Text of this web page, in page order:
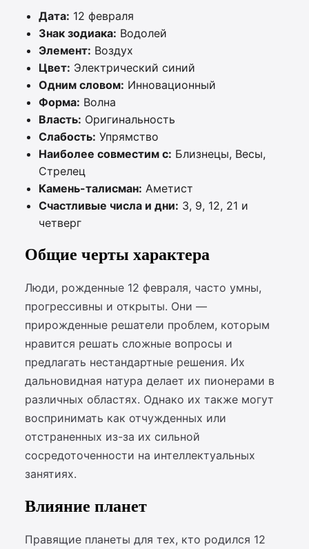
Дата: 12 февраля
Знак зодиака: Водолей
Элемент: Воздух
Цвет: Электрический синий
Одним словом: Инновационный
Форма: Волна
Власть: Оригинальность
Слабость: Упрямство
Наиболее совместим с: Близнецы, Весы,
Стрелец
Камень-талисман: Аметист
Счастливые числа и дни: 3, 9, 12, 21 и
четверг
Общие черты характера
Люди, рожденные 12 февраля, часто умны,
прогрессивны и открыты. Они —
прирожденные решатели проблем, которым
нравится решать сложные вопросы и
предлагать нестандартные решения. Их
дальновидная натура делает их пионерами в
различных областях. Однако их также могут
воспринимать как отчужденных или
отстраненных из-за их сильной
сосредоточенности на интеллектуальных
занятиях.
Влияние планет
Правящие планеты для тех, кто родился 12